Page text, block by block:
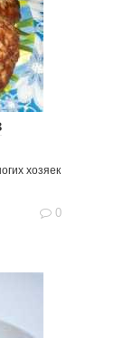
хозяек
0